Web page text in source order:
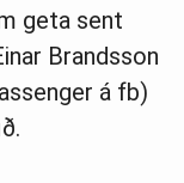
geta sent
Brandsson
á fb)